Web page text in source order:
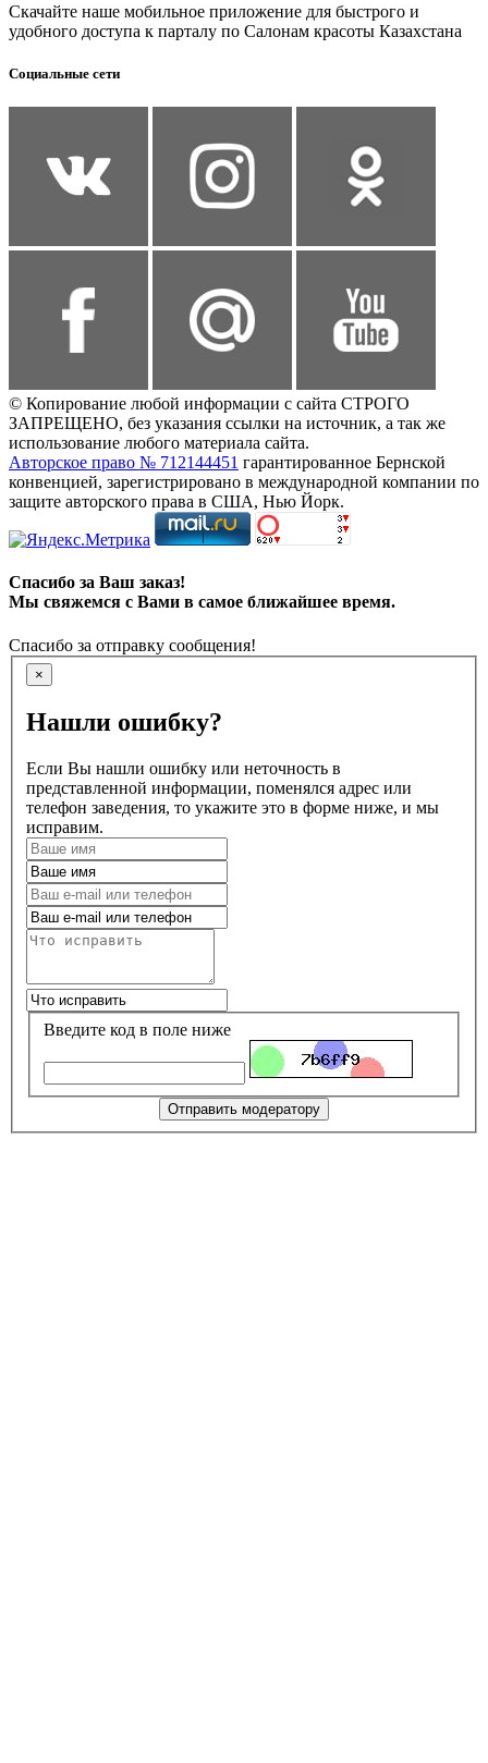
Скачайте наше мобильное приложение для быстрого и
удобного доступа к парталу по Салонам красоты Казахстана
Социальные сети
© Копирование любой информации с сайта СТРОГО
ЗАПРЕЩЕНО, без указания ссылки на источник, а так же
использование любого материала сайта.
Авторское право № 712144451 гарантированное Бернской
конвенцией, зарегистрировано в международной компании по
защите авторского права в США, Нью Йорк.
Спасибо за Ваш заказ!
Мы свяжемся с Вами в самое ближайшее время.
Спасибо за отправку сообщения!
×
Нашли ошибку?
Если Вы нашли ошибку или неточность в
представленной информации, поменялся адрес или
телефон заведения, то укажите это в форме ниже, и мы
исправим.
Введите код в поле ниже
Отправить модератору